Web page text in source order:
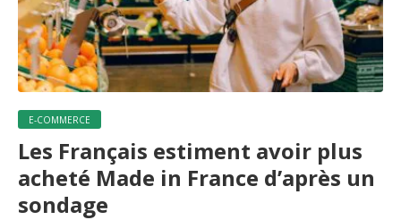
E-COMMERCE
Les Français estiment avoir plus
acheté Made in France d’après un
sondage